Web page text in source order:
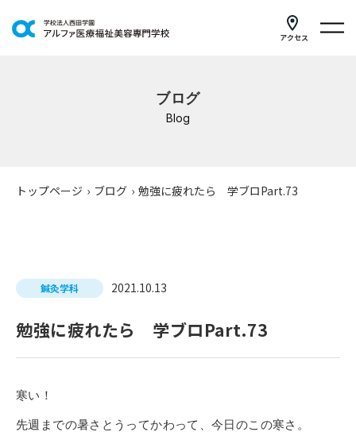
アクセス
研修・講座
公共職業訓練
ブログ
Blog
トップページ › ブログ › 勉強に疲れたら 学ブロPart.73
鍼灸学科 2021.10.13
勉強に疲れたら 学ブロPart.73
寒い！
先週までの暑さとうってかわって、今日のこの寒さ。